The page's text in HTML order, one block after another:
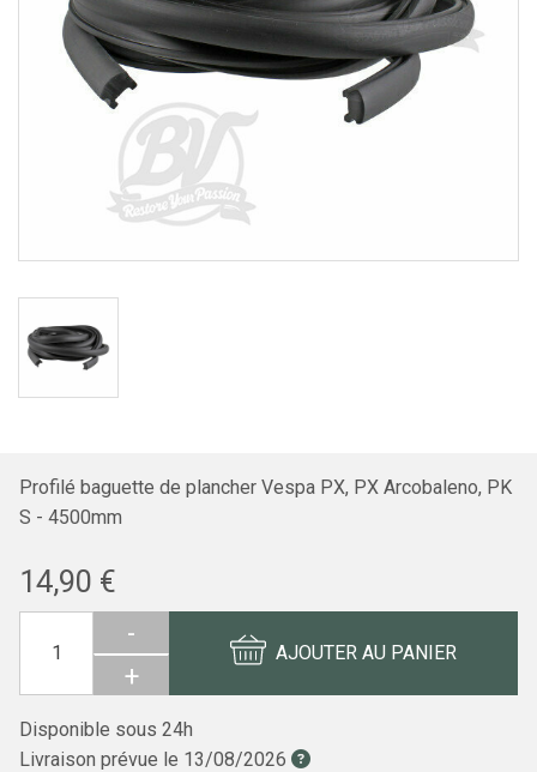
Profilé baguette de plancher Vespa PX, PX Arcobaleno, PK
S - 4500mm
14,90 €
-
+
AJOUTER AU PANIER
Disponible sous 24h
Livraison prévue le 13/08/2026